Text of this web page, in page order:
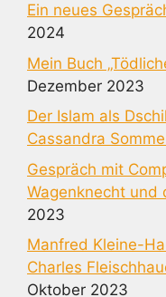
Ein neues
2024
Mein Buch
Dezember 2023
Der Islam als
Cassandra
Gespräch mit
Wagenknecht und
2023
Manfred Kleine-
Charles
Oktober 2023